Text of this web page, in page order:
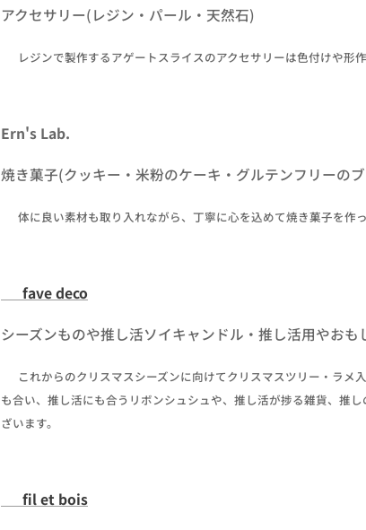
アクセサリー(レジン・パール・天然石)
✒ レジンで製作するアゲートスライスのアクセサリーは色付けや形
Ern's Lab.
焼き菓子(クッキー・米粉のケーキ・グルテンフリーの
✒ 体に良い素材も取り入れながら、丁寧に心を込めて焼き菓子を作っ
☔ fave deco
シーズンものや推し活ソイキャンドル・推し活用やおも
✒ これからのクリスマスシーズンに向けてクリスマスツリー・ラ
も合い、推し活にも合うリボンシュシュや、推し活が捗る雑貨、推
ざいます。
☔ fil et bois